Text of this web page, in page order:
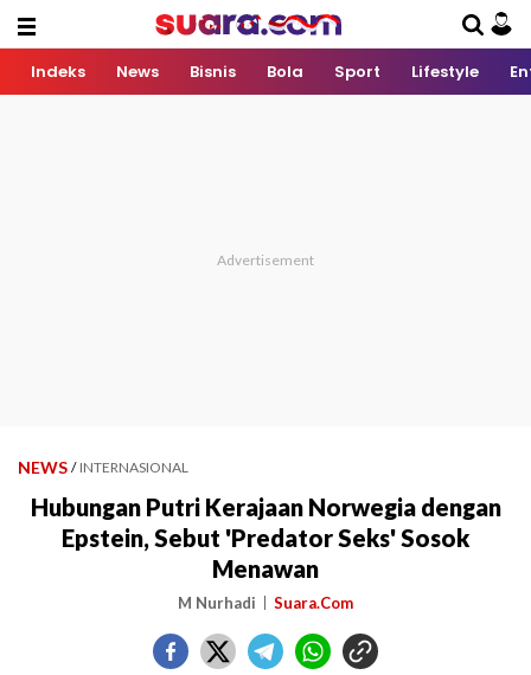
Indeks News Bisnis Bola Sport Lifestyle
NEWS / INTERNASIONAL
Hubungan Putri Kerajaan Norwegia dengan
Epstein, Sebut 'Predator Seks' Sosok
Menawan
M Nurhadi Suara.Com